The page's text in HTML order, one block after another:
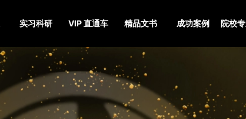
实习科研 VIP 直通车 精品文书 成功案例 院校